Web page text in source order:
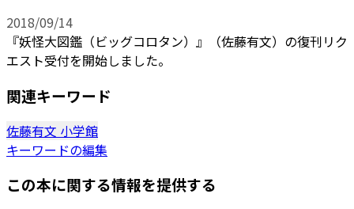
2018/09/14
『妖怪大図鑑（ビッグコロタン）』（佐藤有文）の復刊リク
エスト受付を開始しました。
関連キーワード
佐藤有文 小学館
キーワードの編集
この本に関する情報を提供する